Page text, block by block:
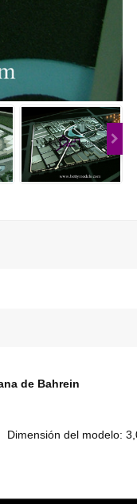
de Bahrein
Dimensión del modelo: